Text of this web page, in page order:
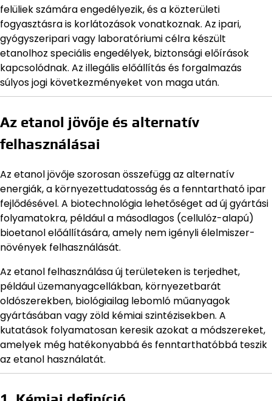
felüliek számára engedélyezik, és a közterületi
fogyasztásra is korlátozások vonatkoznak. Az ipari,
gyógyszeripari vagy laboratóriumi célra készült
etanolhoz speciális engedélyek, biztonsági előírások
kapcsolódnak. Az illegális előállítás és forgalmazás
súlyos jogi következményeket von maga után.
Az etanol jövője és alternatív
felhasználásai
Az etanol jövője szorosan összefügg az alternatív
energiák, a környezettudatosság és a fenntartható ipar
fejlődésével. A biotechnológia lehetőséget ad új gyártási
folyamatokra, például a másodlagos (cellulóz-alapú)
bioetanol előállítására, amely nem igényli élelmiszer-
növények felhasználását.
Az etanol felhasználása új területeken is terjedhet,
például üzemanyagcellákban, környezetbarát
oldószerekben, biológiailag lebomló műanyagok
gyártásában vagy zöld kémiai szintézisekben. A
kutatások folyamatosan keresik azokat a módszereket,
amelyek még hatékonyabbá és fenntarthatóbbá teszik
az etanol használatát.